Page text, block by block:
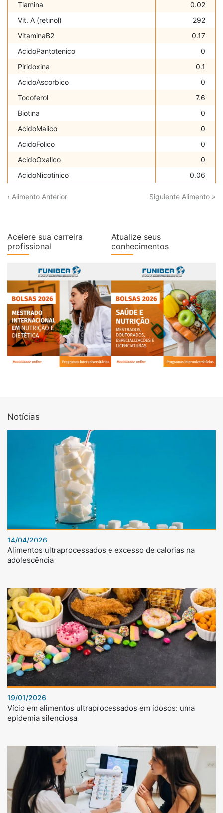
Tiamina
0.02
Vit. A (retinol)
292
VitaminaB2
0.17
AcidoPantotenico
0
Piridoxina
0.1
AcidoAscorbico
0
Tocoferol
7.6
Biotina
0
AcidoMalico
0
AcidoFolico
0
AcidoOxalico
0
AcidoNicotinico
0.06
‹ Alimento Anterior Siguiente Alimento »
Acelere sua carreira
profissional
Atualize seus
conhecimentos
Notícias
14/04/2026
Alimentos ultraprocessados e excesso de calorias na
adolescência
19/01/2026
Vício em alimentos ultraprocessados em idosos: uma
epidemia silenciosa